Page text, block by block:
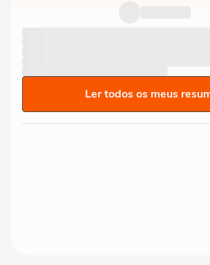
Ler todos os meus